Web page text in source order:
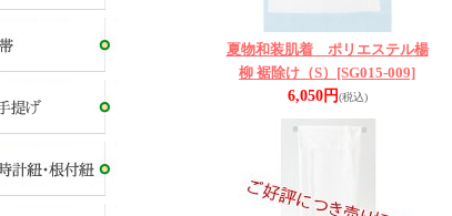
夏物和装肌着 ポリエステル楊
柳 裾除け（S） [SG015-009]
6,050円(税込)